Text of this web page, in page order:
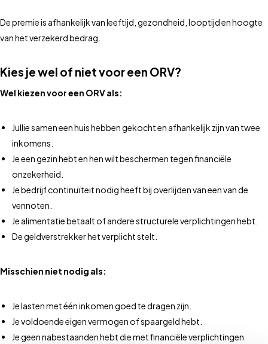
De premie is afhankelijk van leeftijd, gezondheid, looptijd en hoogte
van het verzekerd bedrag.
Kies je wel of niet voor een ORV?
Wel kiezen voor een ORV als:
Jullie samen een huis hebben gekocht en afhankelijk zijn van twee
inkomens.
Je een gezin hebt en hen wilt beschermen tegen financiële
onzekerheid.
Je bedrijf continuïteit nodig heeft bij overlijden van een van de
vennoten.
Je alimentatie betaalt of andere structurele verplichtingen hebt.
De geldverstrekker het verplicht stelt.
Misschien niet nodig als:
Je lasten met één inkomen goed te dragen zijn.
Je voldoende eigen vermogen of spaargeld hebt.
Je geen nabestaanden hebt die met financiële verplichtingen